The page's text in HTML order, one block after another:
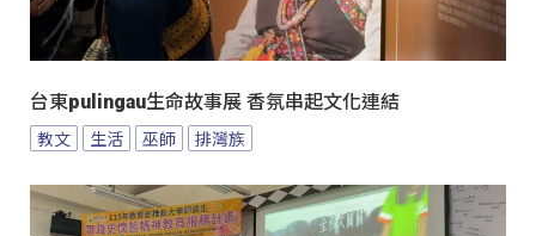
台東pulingau生命故事展 香氛串起文化連結
教文 生活 巫師 排灣族